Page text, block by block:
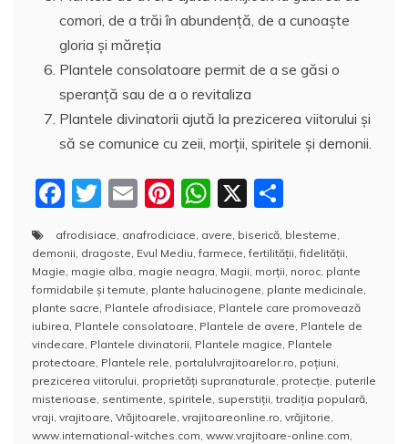
comori, de a trăi în abundență, de a cunoaşte
gloria și măreția
Plantele consolatoare permit de a se găsi o
speranță sau de a o revitaliza
Plantele divinatorii ajută la prezicerea viitorului și
să se comunice cu zeii, morții, spiritele și demonii.
F
a
c
e
b
o
o
k
T
itt
er
E
m
ai
l
Pi
nt
er
e
st
W
at
s
A
p
p
X
a
rt
aj
e
a
z
ă
afrodisiace, anafrodiciace, avere, biserică, blesteme,
demonii, dragoste, Evul Mediu,farmece,fertilităţii,fidelităţii,
Magie, magie alba, magie neagra, Magii, morţii, noroc, plante
formidabile şi temute, plante halucinogene, plante medicinale,
plante sacre, Plantele afrodisiace, Plantele care promovează
iubirea, Plantele consolatoare, Plantele de avere, Plantele de
vindecare, Plantele divinatorii, Plantele magice, Plantele
protectoare, Plantele rele, portalulvrajitoarelor.ro, poţiuni,
prezicerea viitorului, proprietăți supranaturale, protecţie, puterile
misterioase, sentimente, spiritele, superstiții,tradiția populară,
vraji, vrajitoare, Vrăjitoarele, vrajitoareonline.ro, vrăjitorie,
www.international-witches.com, www.vrajitoare-online.com,